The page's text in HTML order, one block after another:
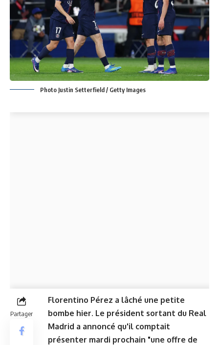
Photo Justin Setterfield / Getty Images
Partager
Florentino Pérez a lâché une petite
bombe hier. Le président sortant du Real
Madrid a annoncé qu'il comptait
présenter mardi prochain "une offre de